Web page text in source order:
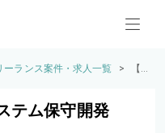
ーランス案件・求人一覧 >
【C
テム保守開発